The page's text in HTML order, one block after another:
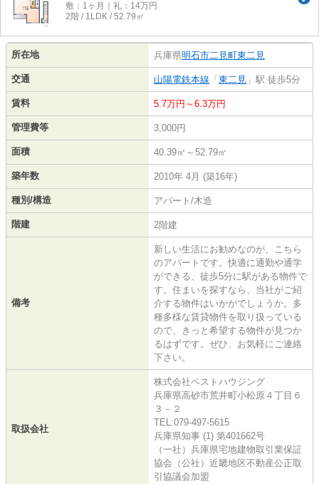
敷：1ヶ月｜礼：14万円
2階 / 1LDK / 52.79㎡
所在地 兵庫県明石市二見町東二見
交通 山陽電鉄本線 「 東二見 」駅 徒歩5分
賃料 5.7万円～6.3万円
管理費等 3,000円
面積 40.39㎡～52.79㎡
築年数 2010年 4月 (築16年)
種別/構造 アパート/木造
階建 2階建
備考
新しい生活にお勧めなのが、こちら
のアパートです。快適に通勤や通学
ができる、徒歩5分に駅がある物件で
す。住まいを探すなら、当社がご紹
介する物件はいかがでしょうか。多
種多様な賃貸物件を取り扱っている
ので、きっと希望する物件が見つか
るはずです。ぜひ、お気軽にご連絡
下さい。
取扱会社
株式会社ベストハウジング
兵庫県高砂市荒井町小松原４丁目６
３－２
TEL:079-497-5615
兵庫県知事 (1) 第401662号
（一社）兵庫県宅地建物取引業保証
協会（公社）近畿地区不動産公正取
引協議会加盟